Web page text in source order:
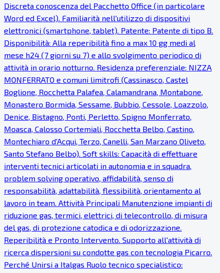
Discreta conoscenza del Pacchetto Office (in particolare
Word ed Excel). Familiarità nell'utilizzo di dispositivi
elettronici (smartphone, tablet). Patente: Patente di tipo B.
Disponibilità: Alla reperibilità fino a max 10 gg medi al
mese h24 (7 giorni su 7) e allo svolgimento periodico di
attività in orario notturno. Residenza preferenziale: NIZZA
MONFERRATO e comuni limitrofi (Cassinasco, Castel
Boglione, Rocchetta Palafea, Calamandrana, Montabone,
Monastero Bormida, Sessame, Bubbio, Cessole, Loazzolo,
Denice, Bistagno, Ponti, Perletto, Spigno Monferrato,
Moasca, Calosso Cortemiali, Rocchetta Belbo, Castino,
Montechiaro d'Acqui, Terzo, Canelli, San Marzano Oliveto,
Santo Stefano Belbo). Soft skills: Capacità di effettuare
interventi tecnici articolati in autonomia e in squadra,
problem solving operativo, affidabilità, senso di
responsabilità, adattabilità, flessibilità, orientamento al
lavoro in team. Attività Principali Manutenzione impianti di
riduzione gas, termici, elettrici, di telecontrollo, di misura
del gas, di protezione catodica e di odorizzazione.
Reperibilità e Pronto Intervento. Supporto all'attività di
ricerca dispersioni su condotte gas con tecnologia Picarro.
Perché Unirsi a Italgas Ruolo tecnico specialistico: